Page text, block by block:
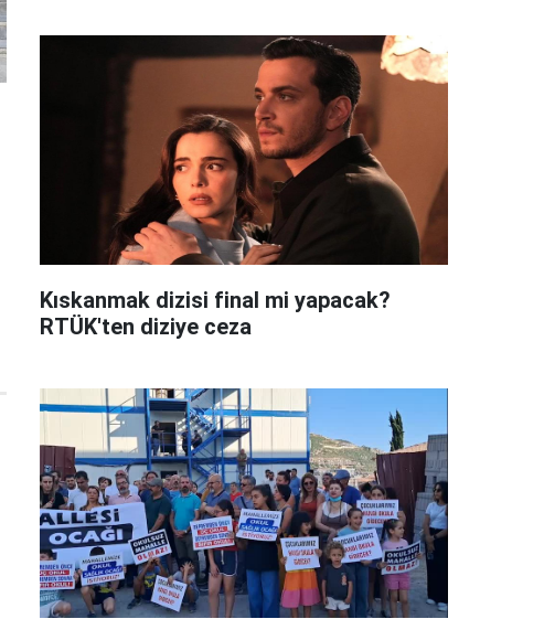
Kıskanmak dizisi final mi yapacak?
RTÜK'ten diziye ceza